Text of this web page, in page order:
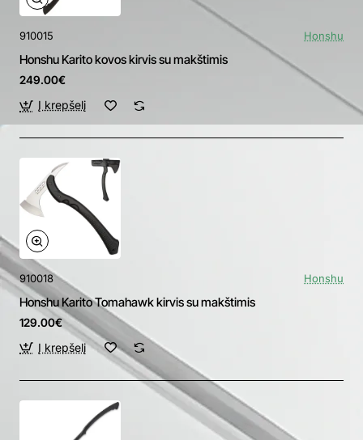
910015 Honshu
Honshu Karito kovos kirvis su makštimis
249.00€
Į krepšelį
910018 Honshu
Honshu Karito Tomahawk kirvis su makštimis
129.00€
Į krepšelį